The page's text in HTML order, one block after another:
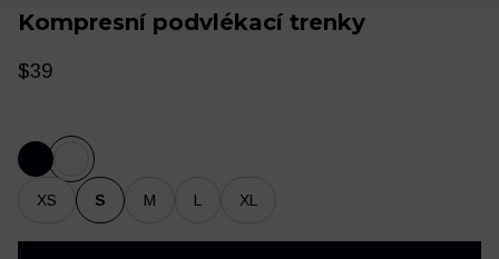
Oblečení
Kompresní podvlékací trenky
$39
XS S M L XL